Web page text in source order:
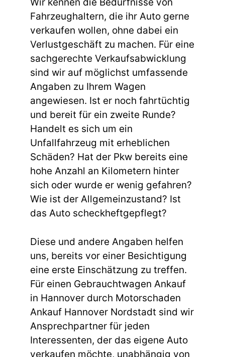
Wir kennen die Bedürfnisse von
Fahrzeughaltern, die ihr Auto gerne
verkaufen wollen, ohne dabei ein
Verlustgeschäft zu machen. Für eine
sachgerechte Verkaufsabwicklung
sind wir auf möglichst umfassende
Angaben zu Ihrem Wagen
angewiesen. Ist er noch fahrtüchtig
und bereit für ein zweite Runde?
Handelt es sich um ein
Unfallfahrzeug mit erheblichen
Schäden? Hat der Pkw bereits eine
hohe Anzahl an Kilometern hinter
sich oder wurde er wenig gefahren?
Wie ist der Allgemeinzustand? Ist
das Auto scheckheftgepflegt?
Diese und andere Angaben helfen
uns, bereits vor einer Besichtigung
eine erste Einschätzung zu treffen.
Für einen Gebrauchtwagen Ankauf
in Hannover durch Motorschaden
Ankauf Hannover Nordstadt sind wir
Ansprechpartner für jeden
Interessenten, der das eigene Auto
verkaufen möchte, unabhängig von